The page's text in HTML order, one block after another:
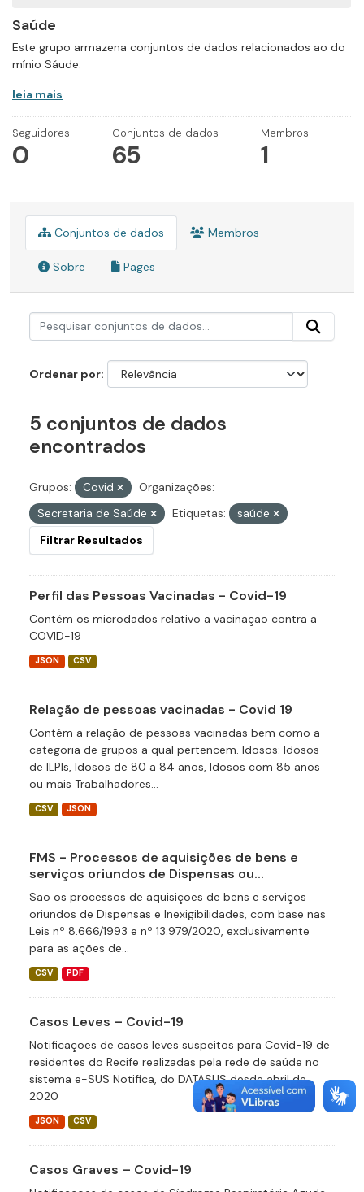
Saúde
Este grupo armazena conjuntos de dados relacionados ao do
mínio Sáude.
leia mais
Seguidores
0
Conjuntos de dados
65
Membros
1
Conjuntos de dados Membros
Sobre Pages
Ordenar por
5 conjuntos de dados
encontrados
Grupos: Covid
Organizações:
Secretaria de Saúde
Etiquetas:
saúde
Filtrar Resultados
Perfil das Pessoas Vacinadas - Covid-19
Contém os microdados relativo a vacinação contra a
COVID-19
JSON CSV
Relação de pessoas vacinadas - Covid 19
Contém a relação de pessoas vacinadas bem como a
categoria de grupos a qual pertencem. Idosos: Idosos
de ILPIs, Idosos de 80 a 84 anos, Idosos com 85 anos
ou mais Trabalhadores...
CSV JSON
FMS - Processos de aquisições de bens e
serviços oriundos de Dispensas ou...
São os processos de aquisições de bens e serviços
oriundos de Dispensas e Inexigibilidades, com base nas
Leis nº 8.666/1993 e nº 13.979/2020, exclusivamente
para as ações de...
CSV PDF
Casos Leves – Covid-19
Notificações de casos leves suspeitos para Covid-19 de
residentes do Recife realizadas pela rede de saúde no
sistema e-SUS Notifica, do DATASUS desde abril de
2020
JSON CSV
Casos Graves – Covid-19